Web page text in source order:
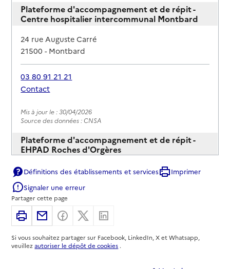
Plateforme d'accompagnement et de répit -
Centre hospitalier intercommunal Montbard
Adresse
24 rue Auguste Carré
21500-Montbard
03 80 91 21 21
Contact
Mis à jour le : 30/04/2026
Source des données : CNSA
Plateforme d'accompagnement et de répit -
EHPAD Roches d'Orgères
Adresse
Rue du Lavoir
21410
03 80 76 05 76
Contact
Mis à jour le : 30/04/2026
Source des données : CNSA
Définitions des établissements et services
Imprimer
Signaler une erreur
Partager cette page
ImprimerPartager par email
Partager sur Facebook
Partager sur X
Si vous souhaitez partager sur Facebook, LinkedIn, X et Whatsapp,
veuillezautoriser le dépôt de cookies .